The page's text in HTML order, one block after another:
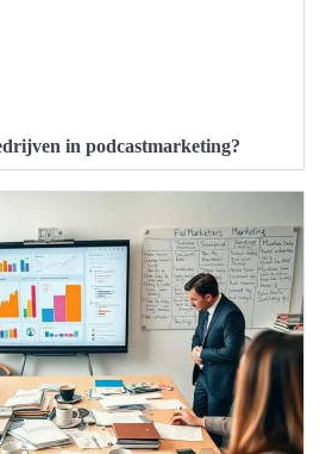
in podcastmarketing?